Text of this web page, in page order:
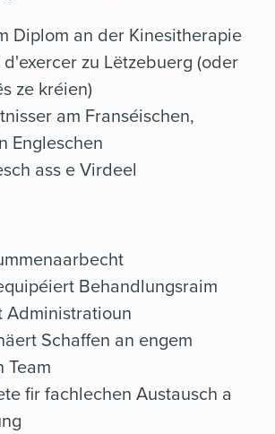
Diplom an der Kinesitherapie
zu Lëtzebuerg (oder
ze kréien)
am Franséischen,
Engleschen
ass e Virdeel
Behandlungsraim
Schaffen an engem
Team
fir fachlechen Austausch a